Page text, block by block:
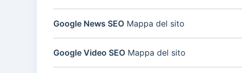
Google News SEO Mappa del sito
Google Video SEO Mappa del sito